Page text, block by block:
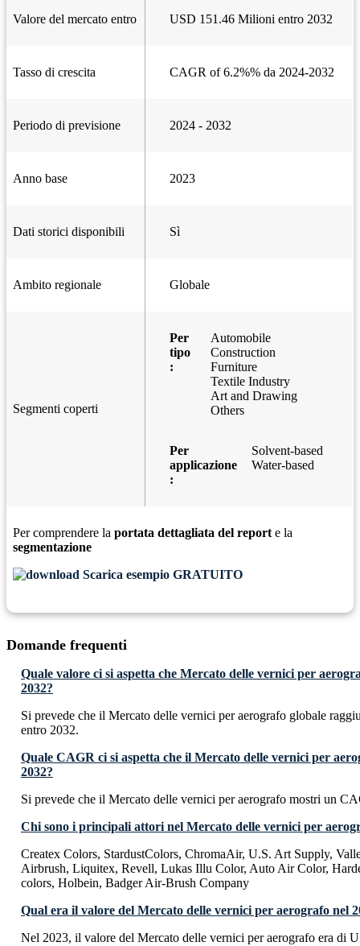
Valore del mercato entro USD 151.46 Milioni entro 2032
Tasso di crescita CAGR of 6.2%% da 2024-2032
Periodo di previsione 2024 - 2032
Anno base 2023
Dati storici disponibili Sì
Ambito regionale Globale
Segmenti coperti
Per
tipo
:
Automobile
Construction
Furniture
Textile Industry
Art and Drawing
Others
Per
applicazione
:
Solvent-based
Water-based
Per comprendere la portata dettagliata del report e la
segmentazione
Scarica esempio GRATUITO
Domande frequenti
Quale valore ci si aspetta che Mercato delle vernici per
2032?
Si prevede che il Mercato delle vernici per aerografo globale
entro 2032.
Quale CAGR ci si aspetta che il Mercato delle vernici per
2032?
Si prevede che il Mercato delle vernici per aerografo mostri un
Chi sono i principali attori nel Mercato delle vernici per
Createx Colors, StardustColors, ChromaAir, U.S. Art Supply,
Airbrush, Liquitex, Revell, Lukas Illu Color, Auto Air Color,
colors, Holbein, Badger Air-Brush Company
Qual era il valore del Mercato delle vernici per aerografo nel
Nel 2023, il valore del Mercato delle vernici per aerografo era di